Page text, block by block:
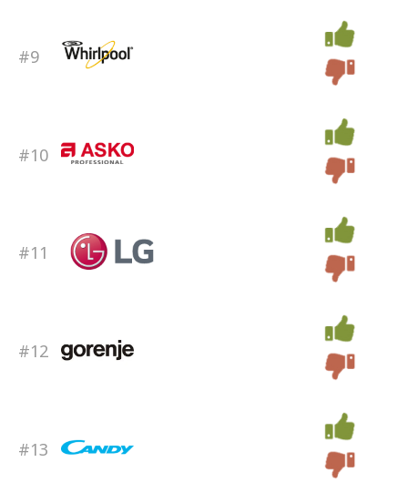
#9
#10
#11
#12
#13